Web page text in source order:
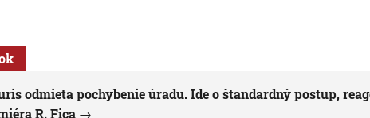
odmieta pochybenie úradu. Ide o štandardný postup,
R. Fica